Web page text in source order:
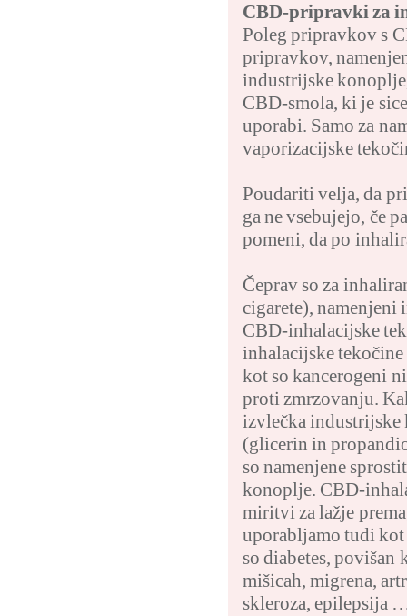
CBD-pripravki za
Poleg pripravkov s
pripravkov,
industrijske
CBD-smola, ki je
uporabi. Samo za
vaporizacijske
Poudariti velja, da
ga ne vsebujejo, če
pomeni, da po
Čeprav so za
cigarete),
CBD-inhalacijske
inhalacijske
kot so kancerogeni
proti zmrzovanju.
izvlečka
(glicerin in
so namenjene
konoplje. CBD-
miritvi za lažje
uporabljamo tudi
so diabetes, povišan
mišicah, migrena,
skleroza, epilepsija